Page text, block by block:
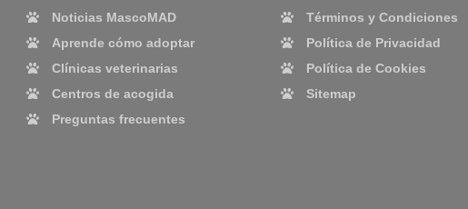
Noticias MascoMAD
Aprende cómo adoptar
Clínicas veterinarias
Centros de acogida
Preguntas frecuentes
Términos y Condiciones
Política de Privacidad
Política de Cookies
Sitemap